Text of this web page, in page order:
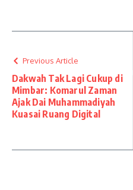
Previous Article
Dakwah Tak Lagi Cukup di
Mimbar: Komarul Zaman
Ajak Dai Muhammadiyah
Kuasai Ruang Digital